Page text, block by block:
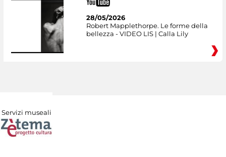
28/05/2026
Robert Mapplethorpe. Le forme della
bellezza - VIDEO LIS | Calla Lily
Servizi museali